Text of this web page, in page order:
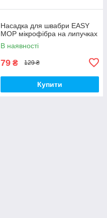
Насадка для швабри EASY
MOP мікрофібра на липучках
В наявності
79 ₴ 129 ₴
Купити